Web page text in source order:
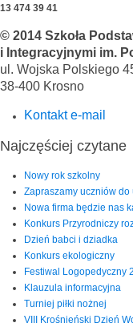
13 474 39 41
© 2014 Szkoła
i Integracyjnymi im.
ul. Wojska Polskiego
38-400 Krosno
Kontakt e-mail
Najczęściej czytane
Nowy rok szkolny
Zapraszamy uczniów do
Nowa firma będzie nas
Konkurs Przyrodniczy
Dzień babci i dziadka
Konkurs ekologiczny
Festiwal Logopedyczny
Klauzula informacyjna
Turniej piłki nożnej
VIII Krośnieński Dzień